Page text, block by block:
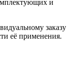
и
заказу
её применения.